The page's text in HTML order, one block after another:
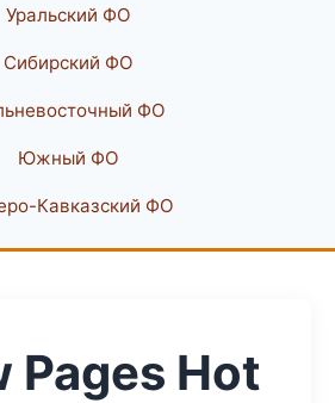
Уральский ФО
Сибирский ФО
ФО
Южный ФО
Кавказский ФО
Pages Hot